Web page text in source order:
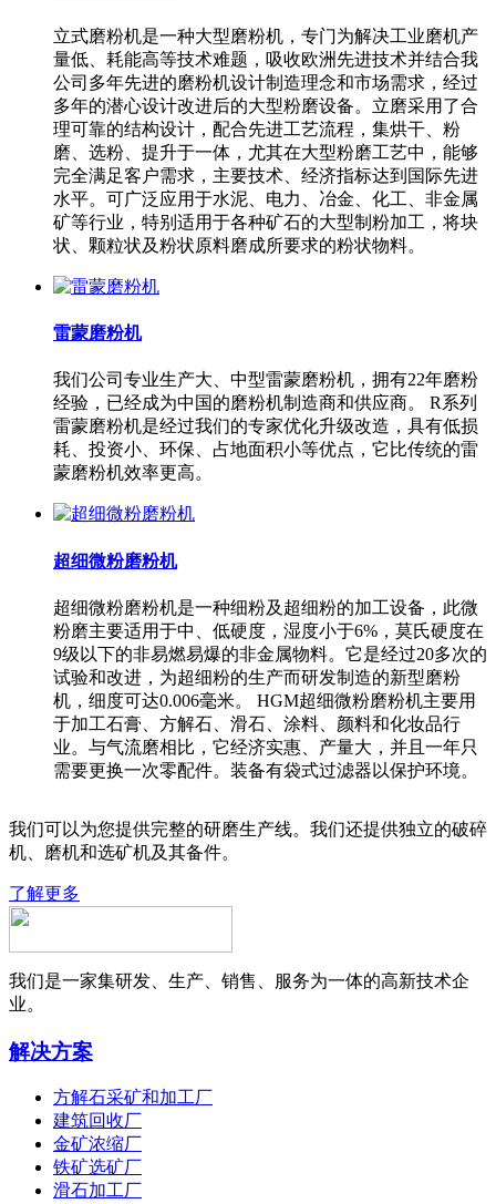
立式磨粉机是一种大型磨粉机，专门为解决工业磨机产
量低、耗能高等技术难题，吸收欧洲先进技术并结合我
公司多年先进的磨粉机设计制造理念和市场需求，经过
多年的潜心设计改进后的大型粉磨设备。立磨采用了合
理可靠的结构设计，配合先进工艺流程，集烘干、粉
磨、选粉、提升于一体，尤其在大型粉磨工艺中，能够
完全满足客户需求，主要技术、经济指标达到国际先进
水平。可广泛应用于水泥、电力、冶金、化工、非金属
矿等行业，特别适用于各种矿石的大型制粉加工，将块
状、颗粒状及粉状原料磨成所要求的粉状物料。
雷蒙磨粉机
我们公司专业生产大、中型雷蒙磨粉机，拥有22年磨粉
经验，已经成为中国的磨粉机制造商和供应商。 R系列
雷蒙磨粉机是经过我们的专家优化升级改造，具有低损
耗、投资小、环保、占地面积小等优点，它比传统的雷
蒙磨粉机效率更高。
超细微粉磨粉机
超细微粉磨粉机是一种细粉及超细粉的加工设备，此微
粉磨主要适用于中、低硬度，湿度小于6%，莫氏硬度在
9级以下的非易燃易爆的非金属物料。它是经过20多次的
试验和改进，为超细粉的生产而研发制造的新型磨粉
机，细度可达0.006毫米。 HGM超细微粉磨粉机主要用
于加工石膏、方解石、滑石、涂料、颜料和化妆品行
业。与气流磨相比，它经济实惠、产量大，并且一年只
需要更换一次零配件。装备有袋式过滤器以保护环境。
我们可以为您提供完整的研磨生产线。我们还提供独立的破碎
机、磨机和选矿机及其备件。
了解更多
我们是一家集研发、生产、销售、服务为一体的高新技术企
业。
解决方案
方解石采矿和加工厂
建筑回收厂
金矿浓缩厂
铁矿选矿厂
滑石加工厂